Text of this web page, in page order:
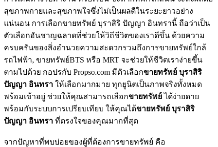
สุขภาพกายและสุขภาพใจซึ่งไม่เป็นผลดีในระยะยาวอย่าง
แน่นอน การเลือกขายทรัพย์ บุราสิริ ปัญญา อินทรานี้ ถือว่าเป็น
ตัวเลือกอันชาญฉลาดที่ช่วยให้วิถีชีวิตของเราดีขึ้น ด้วยความ
ครบครันของสิ่งอำนวยความสะดวกรวมถึงการขายทรัพย์ใกล้
รถไฟฟ้า, ขายทรัพย์BTS หรือ MRT จะช่วยให้ชีวิตเราง่ายขึ้น
ตามไปด้วย กอปรกับ Propso.com มีตัวเลือกขายทรัพย์ บุราสิริ
ปัญญา อินทรา ให้เลือกมากมาย ทุกยูนิตเป็นภาพจริงทั้งหมด
พร้อมเข้าอยู่ ช่วยให้คุณสามารถเลือกขายทรัพย์ได้ง่ายดาย
พร้อมกับระบบการเปรียบเทียบ ให้คุณได้ขายทรัพย์ บุราสิริ
ปัญญา อินทรา ที่ตรงใจของคุณมากที่สุด
จากปัญหาที่พบบ่อยของผู้ที่ต้องการขายทรัพย์ คือ